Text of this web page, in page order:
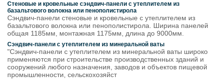
Стеновые и кровельные сэндвич-панели с утеплителем из
базальтового волокна или пенополистирола
Сэндвич-панели стеновые и кровельные с утеплителем из
базальтового волокна или пенополистирола. Ширина панелей
общая 1185мм, монтажная 1175мм, длина до 9000мм.
Сэндвич-панели с утеплителем из минеральной ваты
"Сэндвич-панели с утеплителем из минеральной ваты широко
применяются при строительстве производственных зданий и
сооружений любого назначения, заводов и объектов пищевой
промышленности, сельскохозяйст